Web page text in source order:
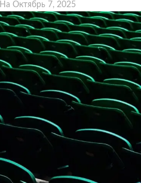
На Октябрь 7, 2025